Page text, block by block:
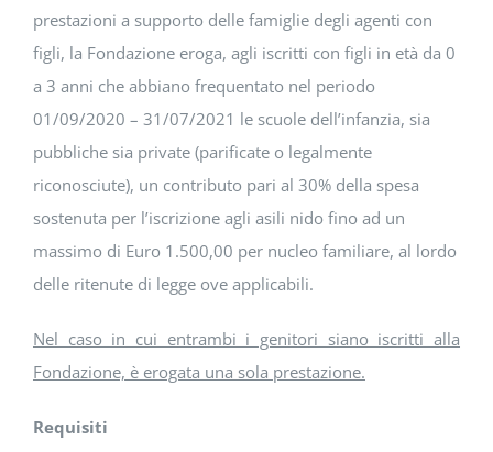
prestazioni a supporto delle famiglie degli agenti con
figli, la Fondazione eroga, agli iscritti con figli in età da 0
a 3 anni che abbiano frequentato nel periodo
01/09/2020 – 31/07/2021 le scuole dell’infanzia, sia
pubbliche sia private (parificate o legalmente
riconosciute), un contributo pari al 30% della spesa
sostenuta per l’iscrizione agli asili nido fino ad un
massimo di Euro 1.500,00 per nucleo familiare, al lordo
delle ritenute di legge ove applicabili.
Nel caso in cui entrambi i genitori siano iscritti alla
Fondazione, è erogata una sola prestazione.
Requisiti